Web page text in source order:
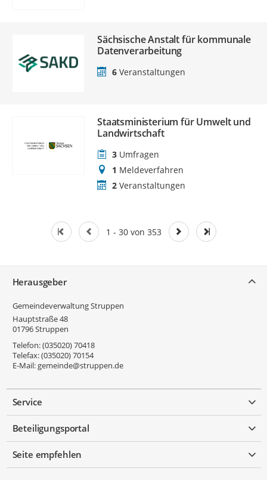
Sächsische Anstalt für kommunale
Datenverarbeitung
6 Veranstaltungen
Staatsministerium für Umwelt und
Landwirtschaft
3 Umfragen
1 Meldeverfahren
2 Veranstaltungen
1 - 30 von 353
Herausgeber
Gemeindeverwaltung Struppen
Hauptstraße 48
01796Struppen
Telefon:(035020) 70418
Telefax:(035020) 70154
E-Mail:gemeinde@struppen.de
Service
Beteiligungsportal
Seite empfehlen